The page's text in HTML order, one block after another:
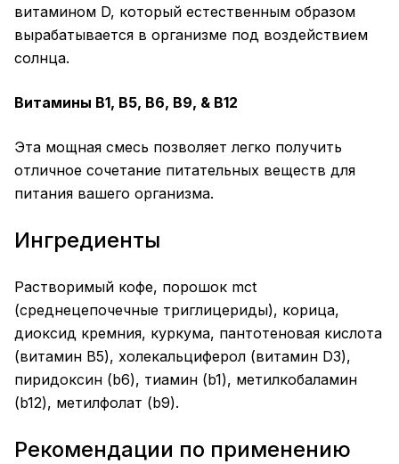
витамином D, который естественным образом
вырабатывается в организме под воздействием
солнца.
Витамины B1, B5, B6, B9, & B12
Эта мощная смесь позволяет легко получить
отличное сочетание питательных веществ для
питания вашего организма.
Ингредиенты
Растворимый кофе, порошок mct
(среднецепочечные триглицериды), корица,
диоксид кремния, куркума, пантотеновая кислота
(витамин B5), холекальциферол (витамин D3),
пиридоксин (b6), тиамин (b1), метилкобаламин
(b12), метилфолат (b9).
Рекомендации по применению